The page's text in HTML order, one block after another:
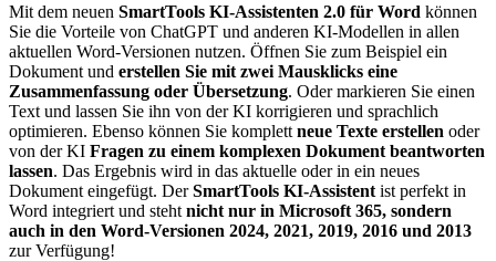
Mit dem neuen SmartTools KI-Assistenten 2.0 für Word können
Sie die Vorteile von ChatGPT und anderen KI-Modellen in allen
aktuellen Word-Versionen nutzen. Öffnen Sie zum Beispiel ein
Dokument und erstellen Sie mit zwei Mausklicks eine
Zusammenfassung oder Übersetzung. Oder markieren Sie einen
Text und lassen Sie ihn von der KI korrigieren und sprachlich
optimieren. Ebenso können Sie komplett neue Texte erstellen oder
von der KI Fragen zu einem komplexen Dokument beantworten
lassen. Das Ergebnis wird in das aktuelle oder in ein neues
Dokument eingefügt. DerSmartTools KI-Assistent ist perfekt in
Word integriert und steht nicht nur in Microsoft 365, sondern
auch in den Word-Versionen 2024, 2021, 2019, 2016 und 2013
zur Verfügung!